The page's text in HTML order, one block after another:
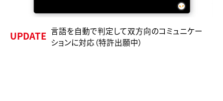
UPDATE 言語を自動で判定して双方向のコミュニケー
ションに対応（特許出願中）